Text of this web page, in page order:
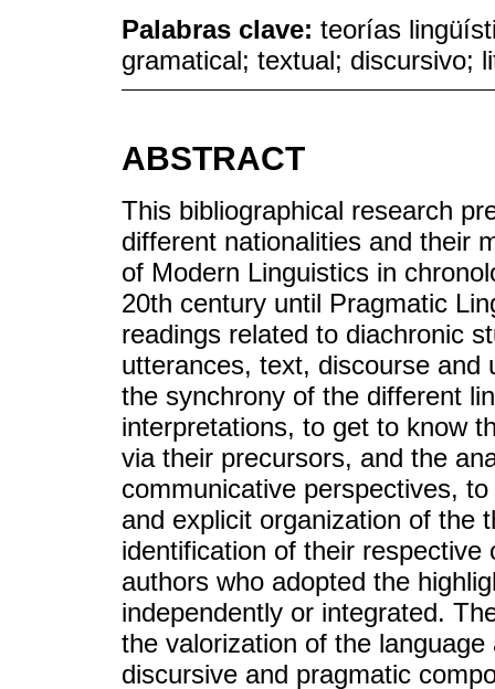
Palabras clave: teorías
gramatical; textual; discursivo;
ABSTRACT
This bibliographical research
different nationalities and their
of Modern Linguistics in
20th century until Pragmatic
readings related to diachronic
utterances, text, discourse and
the synchrony of the different
interpretations, to get to know
via their precursors, and the
communicative perspectives,
and explicit organization of the
identification of their
authors who adopted the
independently or integrated.
the valorization of the
discursive and pragmatic